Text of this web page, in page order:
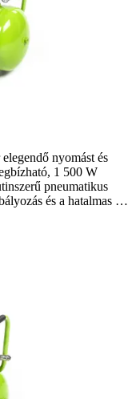
nyomást és
1 500 W
pneumatikus
és a hatalmas 50